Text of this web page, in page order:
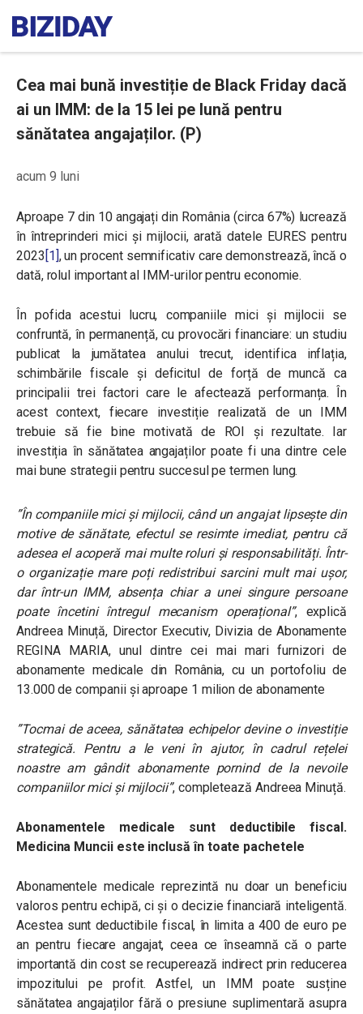
Cea mai bună investiție de Black Friday dacă
ai un IMM: de la 15 lei pe lună pentru
sănătatea angajaților. (P)
acum 9 luni
Aproape 7 din 10 angajați din România (circa 67%) lucrează
în întreprinderi mici și mijlocii, arată datele EURES pentru
2023 [1], un procent semnificativ care demonstrează, încă o
dată, rolul important al IMM-urilor pentru economie.
În pofida acestui lucru, companiile mici și mijlocii se
confruntă, în permanență, cu provocări financiare: un studiu
publicat la jumătatea anului trecut, identifica inflația,
schimbările fiscale și deficitul de forță de muncă ca
principalii trei factori care le afectează performanța. În
acest context, fiecare investiție realizată de un IMM
trebuie să fie bine motivată de ROI și rezultate. Iar
investiția în sănătatea angajaților poate fi una dintre cele
mai bune strategii pentru succesul pe termen lung.
”În companiile mici și mijlocii, când un angajat lipsește din
motive de sănătate, efectul se resimte imediat, pentru că
adesea el acoperă mai multe roluri și responsabilități. Într-
o organizație mare poți redistribui sarcini mult mai ușor,
dar într-un IMM, absența chiar a unei singure persoane
poate încetini întregul mecanism operațional”, explică
Andreea Minuță, Director Executiv, Divizia de Abonamente
REGINA MARIA, unul dintre cei mai mari furnizori de
abonamente medicale din România, cu un portofoliu de
13.000 de companii și aproape 1 milion de abonamente
”Tocmai de aceea, sănătatea echipelor devine o investiție
strategică. Pentru a le veni în ajutor, în cadrul rețelei
noastre am gândit abonamente pornind de la nevoile
companiilor mici și mijlocii”, completează Andreea Minuță.
Abonamentele medicale sunt deductibile fiscal.
Medicina Muncii este inclusă în toate pachetele
Abonamentele medicale reprezintă nu doar un beneficiu
valoros pentru echipă, ci și o decizie financiară inteligentă.
Acestea sunt deductibile fiscal, în limita a 400 de euro pe
an pentru fiecare angajat, ceea ce înseamnă că o parte
importantă din cost se recuperează indirect prin reducerea
impozitului pe profit. Astfel, un IMM poate susține
sănătatea angajaților fără o presiune suplimentară asupra